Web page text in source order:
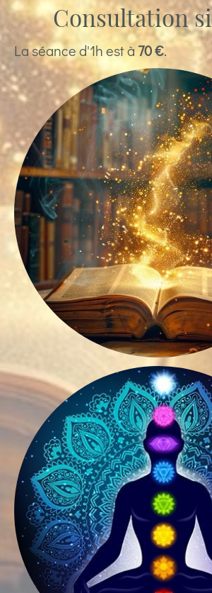
Consultation
La séance d'1h est à70 €.